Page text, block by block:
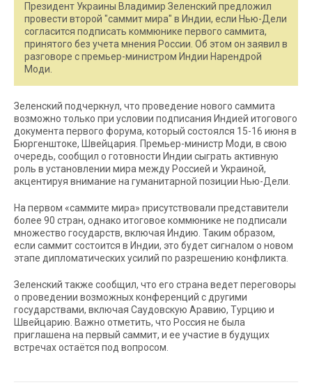
Президент Украины Владимир Зеленский предложил
провести второй "саммит мира" в Индии, если Нью-Дели
согласится подписать коммюнике первого саммита,
принятого без учета мнения России. Об этом он заявил в
разговоре с премьер-министром Индии Нарендрой
Моди.
Зеленский подчеркнул, что проведение нового саммита
возможно только при условии подписания Индией итогового
документа первого форума, который состоялся 15-16 июня в
Бюргенштоке, Швейцария. Премьер-министр Моди, в свою
очередь, сообщил о готовности Индии сыграть активную
роль в установлении мира между Россией и Украиной,
акцентируя внимание на гуманитарной позиции Нью-Дели.
На первом «саммите мира» присутствовали представители
более 90 стран, однако итоговое коммюнике не подписали
множество государств, включая Индию. Таким образом,
если саммит состоится в Индии, это будет сигналом о новом
этапе дипломатических усилий по разрешению конфликта.
Зеленский также сообщил, что его страна ведет переговоры
о проведении возможных конференций с другими
государствами, включая Саудовскую Аравию, Турцию и
Швейцарию. Важно отметить, что Россия не была
приглашена на первый саммит, и ее участие в будущих
встречах остаётся под вопросом.